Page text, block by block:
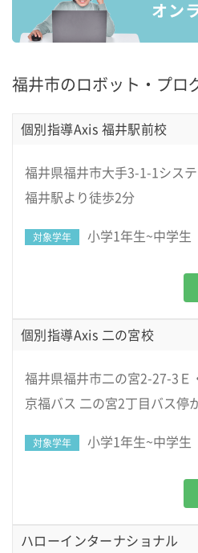
福井市のロボット・プロ
個別指導Axis 福井駅前校
福井県福井市大手3-1-1シス
福井駅より徒歩2分
対象学年 小学1年生~中学生
個別指導Axis 二の宮校
福井県福井市二の宮2-27-3Ｅ
京福バス 二の宮2丁目バス停
対象学年 小学1年生~中学生
ハローインターナショナル